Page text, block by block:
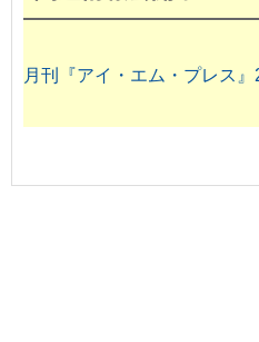
月刊『アイ・エム・プレス』